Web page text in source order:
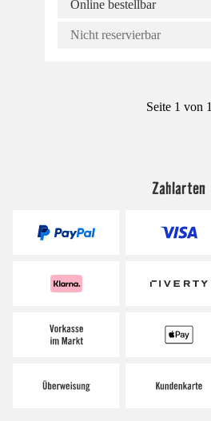
Online bestellbar
Nicht reservierbar
Seite 1 von 1
Zahlarten